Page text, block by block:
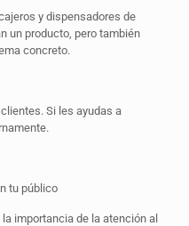
y dispensadores de
un producto, pero también
concreto.
Si les ayudas a
tu público
importancia de la atención al